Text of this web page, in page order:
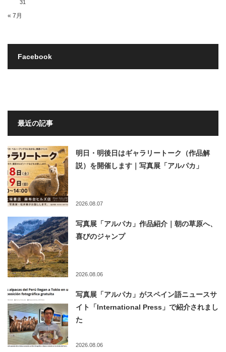
31
« 7月
Facebook
最近の記事
明日・明後日はギャラリートーク（作品解
説）を開催します｜写真展「アルパカ」
2026.08.07
写真展「アルパカ」作品紹介｜朝の草原へ、
喜びのジャンプ
2026.08.06
写真展「アルパカ」がスペイン語ニュースサ
イト「International Press」で紹介されまし
た
2026.08.06